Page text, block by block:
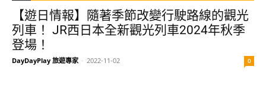
【遊日情報】隨著季節改變行駛路線的觀光
列車！ JR西日本全新觀光列車2024年秋季
登場！
DayDayPlay 旅遊專家 - 2022-11-02 0